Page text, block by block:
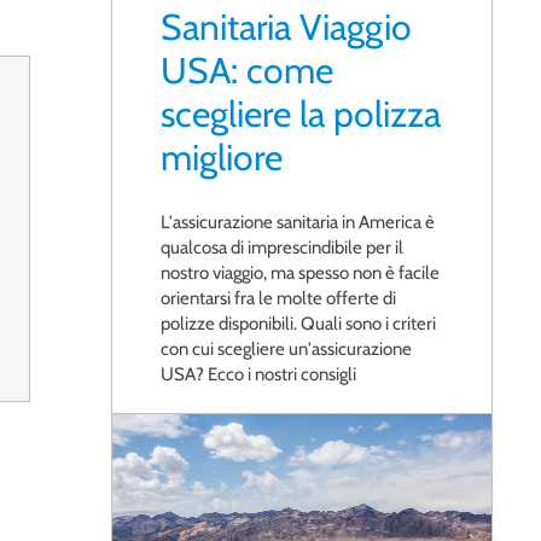
Sanitaria Viaggio
USA: come
scegliere la polizza
migliore
L'assicurazione sanitaria in America è
qualcosa di imprescindibile per il
nostro viaggio, ma spesso non è facile
orientarsi fra le molte offerte di
polizze disponibili. Quali sono i criteri
con cui scegliere un'assicurazione
USA? Ecco i nostri consigli